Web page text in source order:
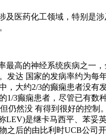
及医药化工领域，特别是
最高的神经系统疾病之一
发达 国家的发病率约为每
，大约2/3的癫痫患者没有
1/3癫痫患者，尽管已有数
仍然没 有得到很好的控制
LEV)是继卡马西平、苯妥
之后的由比利时UCB公司